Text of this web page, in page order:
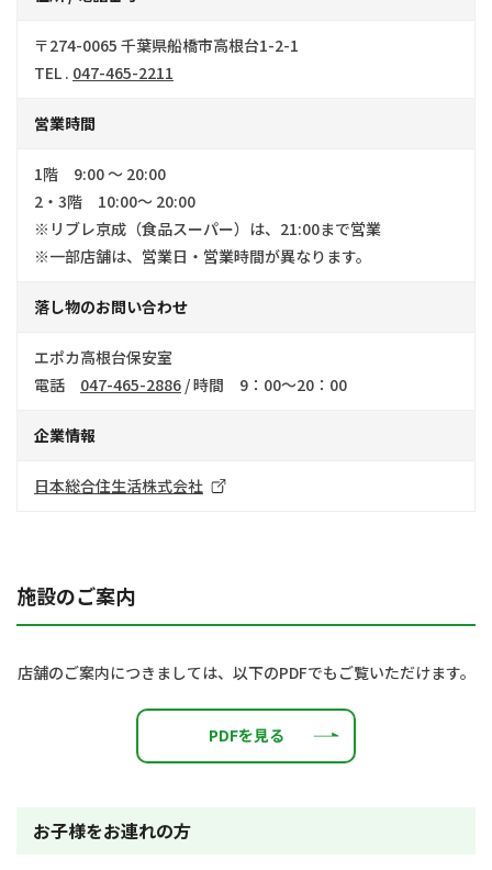
〒274-0065 千葉県船橋市高根台1-2-1
TEL . 047-465-2211
営業時間
1階 9:00 ～ 20:00
2・3階 10:00～ 20:00
※リブレ京成（食品スーパー）は、21:00まで営業
※一部店舗は、営業日・営業時間が異なります。
落し物のお問い合わせ
エポカ高根台保安室
電話 047-465-2886 / 時間 9：00～20：00
企業情報
日本総合住生活株式会社
施設のご案内
店舗のご案内につきましては、以下のPDFでもご覧いただけます。
PDFを見る
お子様をお連れの方